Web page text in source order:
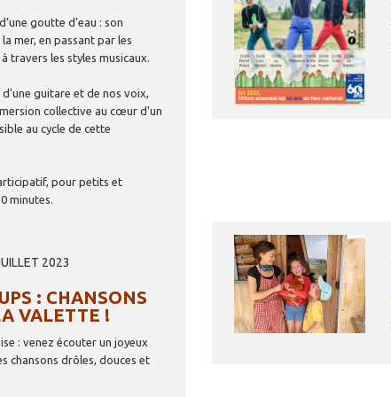
goutte d’eau : son
mer, en passant par les
travers les styles musicaux.
guitare et de nos voix,
collective au cœur d'un
au cycle de cette
pour petits et
minutes.
2023
: CHANSONS
VALETTE !
: venez écouter un joyeux
chansons drôles, douces et
Image